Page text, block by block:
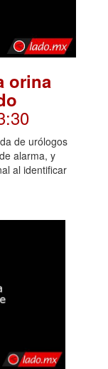
orina
de urólogos
alarma, y
al identificar